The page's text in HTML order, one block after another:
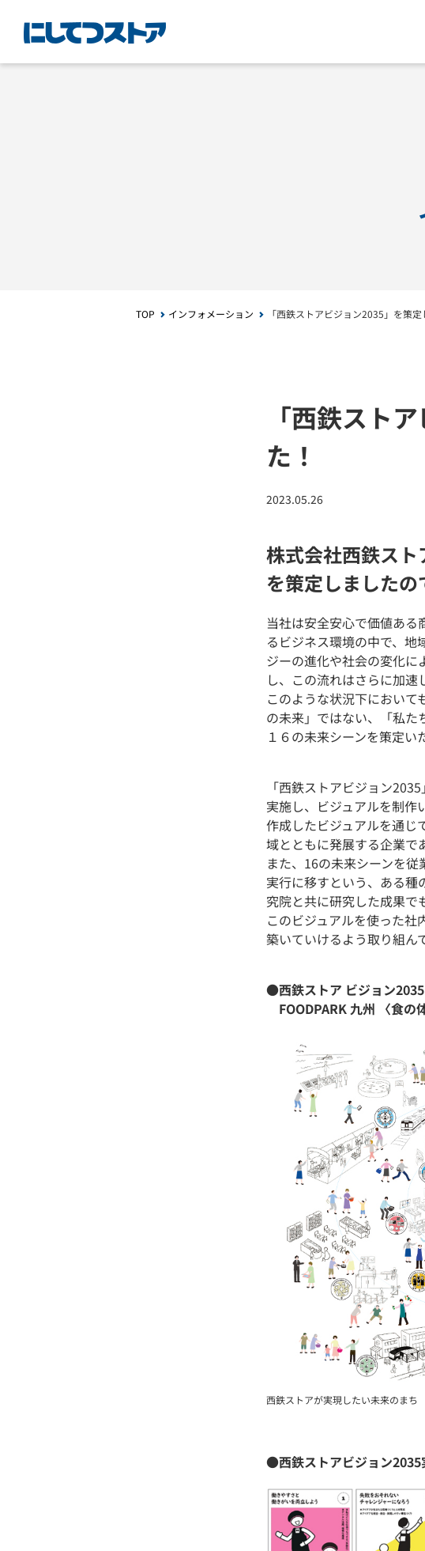
TOP インフォメーション 「西鉄ストアビジョン2035」を策定
「西鉄スト
た！
2023.05.26
株式会社西鉄スト
を策定しましたの
当社は安全安心で価値あ
るビジネス環境の中で、地
ジーの進化や社会の変化に
し、この流れはさらに加速
このような状況下におい
の未来」ではない、「私た
１６の未来シーンを策定い
「西鉄ストアビジョン
実施し、ビジュアルを制作
作成したビジュアルを通じ
域とともに発展する企業で
また、16の未来シーンを従
実行に移すという、ある
究院と共に研究した成果で
このビジュアルを使った社
築いていけるよう取り組ん
●西鉄ストア ビジョン2035
FOODPARK 九州 〈食の
西鉄ストアが実現したい未来のまち
●西鉄ストアビジョン2035